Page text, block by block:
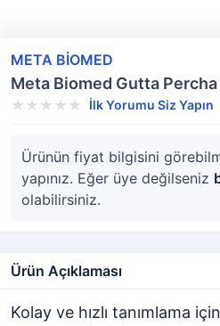
META BİOMED
Meta Biomed Gutta Percha
İlk Yorumu Siz Yapın
Ürünün fiyat bilgisini
yapınız. Eğer üye değilseniz
olabilirsiniz.
Ürün Açıklaması
Kolay ve hızlı tanımlama